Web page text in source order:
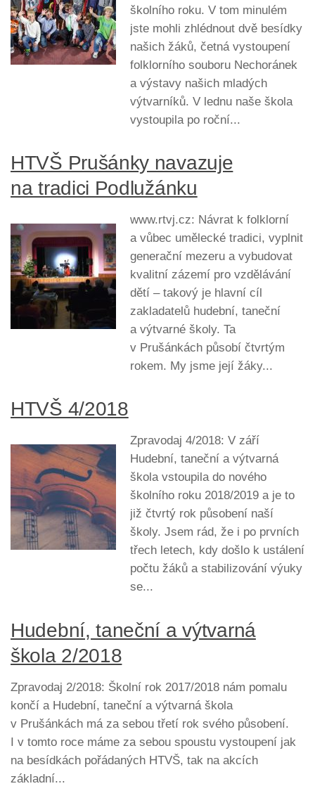
školního roku. V tom minulém
jste mohli zhlédnout dvě besídky
našich žáků, četná vystoupení
folklorního souboru Nechoránek
a výstavy našich mladých
výtvarníků. V lednu naše škola
vystoupila po roční...
HTVŠ Prušánky navazuje
na tradici Podlužánku
www.rtvj.cz: Návrat k folklorní
a vůbec umělecké tradici, vyplnit
generační mezeru a vybudovat
kvalitní zázemí pro vzdělávání
dětí – takový je hlavní cíl
zakladatelů hudební, taneční
a výtvarné školy. Ta
v Prušánkách působí čtvrtým
rokem. My jsme její žáky...
HTVŠ 4/2018
Zpravodaj 4/2018: V září
Hudební, taneční a výtvarná
škola vstoupila do nového
školního roku 2018/2019 a je to
již čtvrtý rok působení naší
školy. Jsem rád, že i po prvních
třech letech, kdy došlo k ustálení
počtu žáků a stabilizování výuky
se...
Hudební, taneční a výtvarná
škola 2/2018
Zpravodaj 2/2018: Školní rok 2017/2018 nám pomalu
končí a Hudební, taneční a výtvarná škola
v Prušánkách má za sebou třetí rok svého působení.
I v tomto roce máme za sebou spoustu vystoupení jak
na besídkách pořádaných HTVŠ, tak na akcích
základní...